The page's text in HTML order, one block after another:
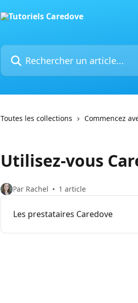
Rechercher un article...
Toutes les collections Commencez
Utilisez-vous
Par Rachel 1 article
Les prestataires Caredove